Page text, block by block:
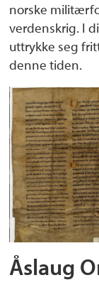
norske
verdenskrig. I
uttrykke seg
denne tiden.
Åslaug